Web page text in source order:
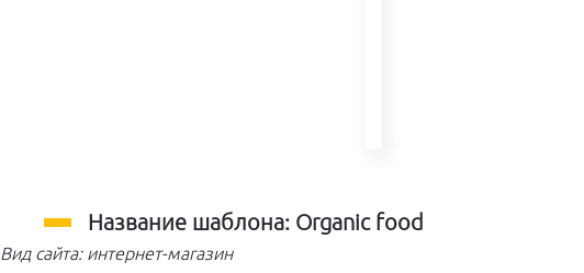
Название шаблона: Organic food
Вид сайта: интернет-магазин